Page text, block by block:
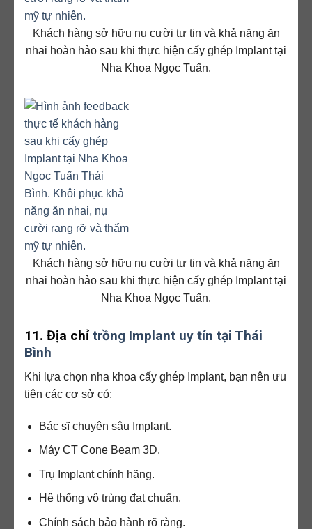
Khách hàng sở hữu nụ cười tự tin và khả năng ăn
nhai hoàn hảo sau khi thực hiện cấy ghép Implant tại
Nha Khoa Ngọc Tuấn.
Khách hàng sở hữu nụ cười tự tin và khả năng ăn
nhai hoàn hảo sau khi thực hiện cấy ghép Implant tại
Nha Khoa Ngọc Tuấn.
11. Địa chỉ trồng Implant uy tín tại Thái
Bình
Khi lựa chọn nha khoa cấy ghép Implant, bạn nên ưu
tiên các cơ sở có:
Bác sĩ chuyên sâu Implant.
Máy CT Cone Beam 3D.
Trụ Implant chính hãng.
Hệ thống vô trùng đạt chuẩn.
Chính sách bảo hành rõ ràng.